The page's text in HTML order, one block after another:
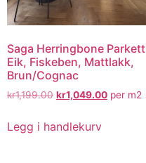
Saga Herringbone Parkett
Eik, Fiskeben, Mattlakk,
Brun/Cognac
kr1,199.00 kr1,049.00 per m2
Legg i handlekurv